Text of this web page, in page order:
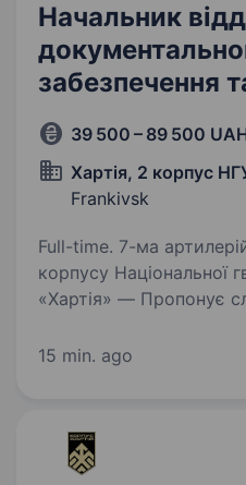
Начальник
забезпечення
39 500 – 89 500
Хартія, 2 корпус
Frankivsk
Full-time. 7-ма артилерійська бригада 2
корпусу Національної
«Хартія» — Пропонує
підрозділу з якісним
15 min. ago